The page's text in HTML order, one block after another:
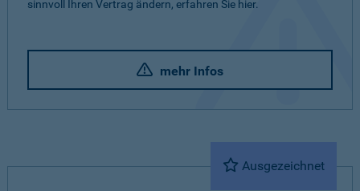
sinnvoll Ihren Vertrag ändern, erfahren Sie hier.
mehr Infos
Ausgezeichnet